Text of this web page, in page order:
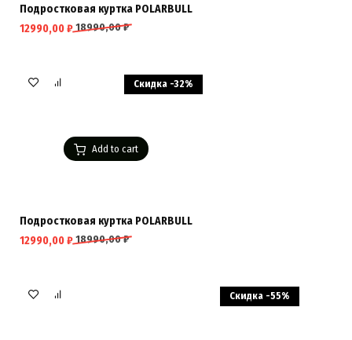
Подростковая куртка POLARBULL
18990,00₽
12990,00₽
Add to cart
Скидка -32%
Подростковая куртка POLARBULL
18990,00₽
12990,00₽
Скидка -55%